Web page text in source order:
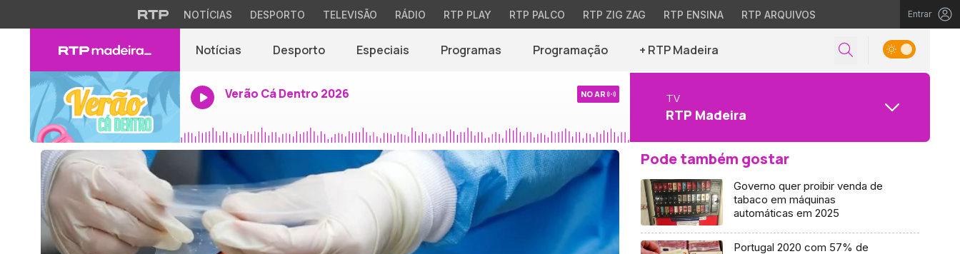
NOTÍCIAS DESPORTO TELEVISÃO RÁDIO RTP PLAY RTP PALCO RTP ZIG ZAG RTP ENSINA RTP ARQUIVOS Entrar
Notícias Desporto Especiais Programas Programação + RTP Madeira
Verão Cá Dentro 2026 NO AR TV
RTP Madeira
Pode também gostar
Governo quer proibir venda de
tabaco em máquinas
automáticas em 2025
Portugal 2020 com 57% de